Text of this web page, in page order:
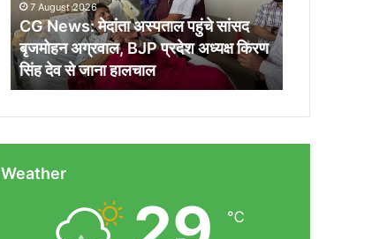
बृजमोहन
अग्रवाल,
BJP
प्रदेश
अध्यक्ष
देव
जाना
7 August 2026
CG News: मेदांता अस्पताल पहुंचे सांसद
बृजमोहन अग्रवाल, BJP प्रदेश अध्यक्ष किरण
सिंह देव से जाना हालचाल
Weather
℃